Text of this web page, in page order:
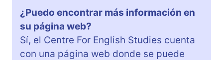
¿Puedo encontrar más información en
su página web?
Sí, el Centre For English Studies cuenta
con una página web donde se puede